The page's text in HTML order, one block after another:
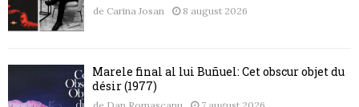
de Carina Josan 8 august 2026
Marele final al lui Buñuel: Cet obscur objet du
désir (1977)